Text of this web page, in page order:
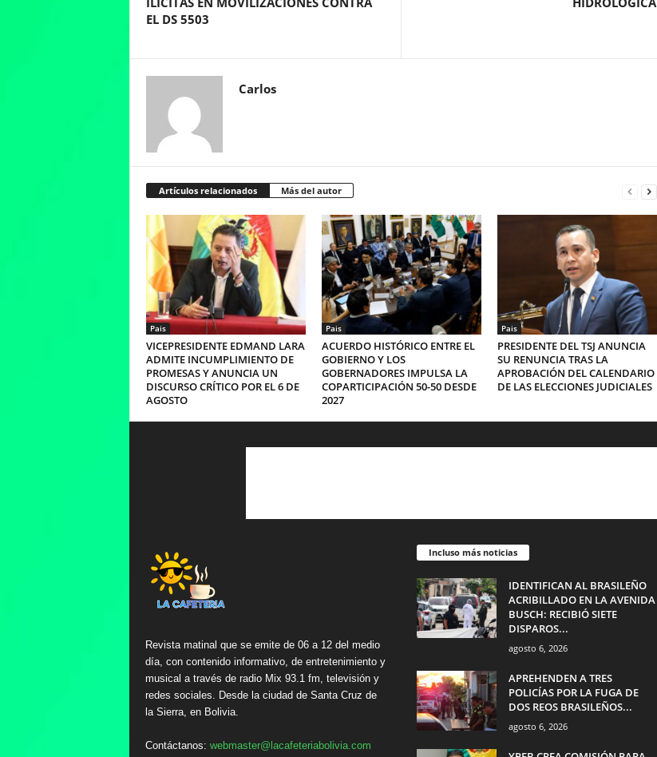
EL DS 5503
Carlos
Artículos relacionados Más del autor
Pais
VICEPRESIDENTE EDMAND LARA
ADMITE INCUMPLIMIENTO DE
PROMESAS Y ANUNCIA UN
DISCURSO CRÍTICO POR EL 6 DE
AGOSTO
Pais
ACUERDO HISTÓRICO ENTRE EL
GOBIERNO Y LOS
GOBERNADORES IMPULSA LA
COPARTICIPACIÓN 50-50 DESDE
2027
Pais
PRESIDENTE DEL TSJ ANUNCIA
SU RENUNCIA TRAS LA
APROBACIÓN DEL CALENDARIO
DE LAS ELECCIONES JUDICIALES
Revista matinal que se emite de 06 a 12 del medio
día, con contenido informativo, de entretenimiento y
musical a través de radio Mix 93.1 fm, televisión y
redes sociales. Desde la ciudad de Santa Cruz de
la Sierra, en Bolivia.
Contáctanos: webmaster@lacafeteriabolivia.com
Incluso más noticias
IDENTIFICAN AL BRASILEÑO
ACRIBILLADO EN LA AVENIDA
BUSCH: RECIBIÓ SIETE
DISPAROS...
agosto 6, 2026
APREHENDEN A TRES
POLICÍAS POR LA FUGA DE
DOS REOS BRASILEÑOS...
agosto 6, 2026